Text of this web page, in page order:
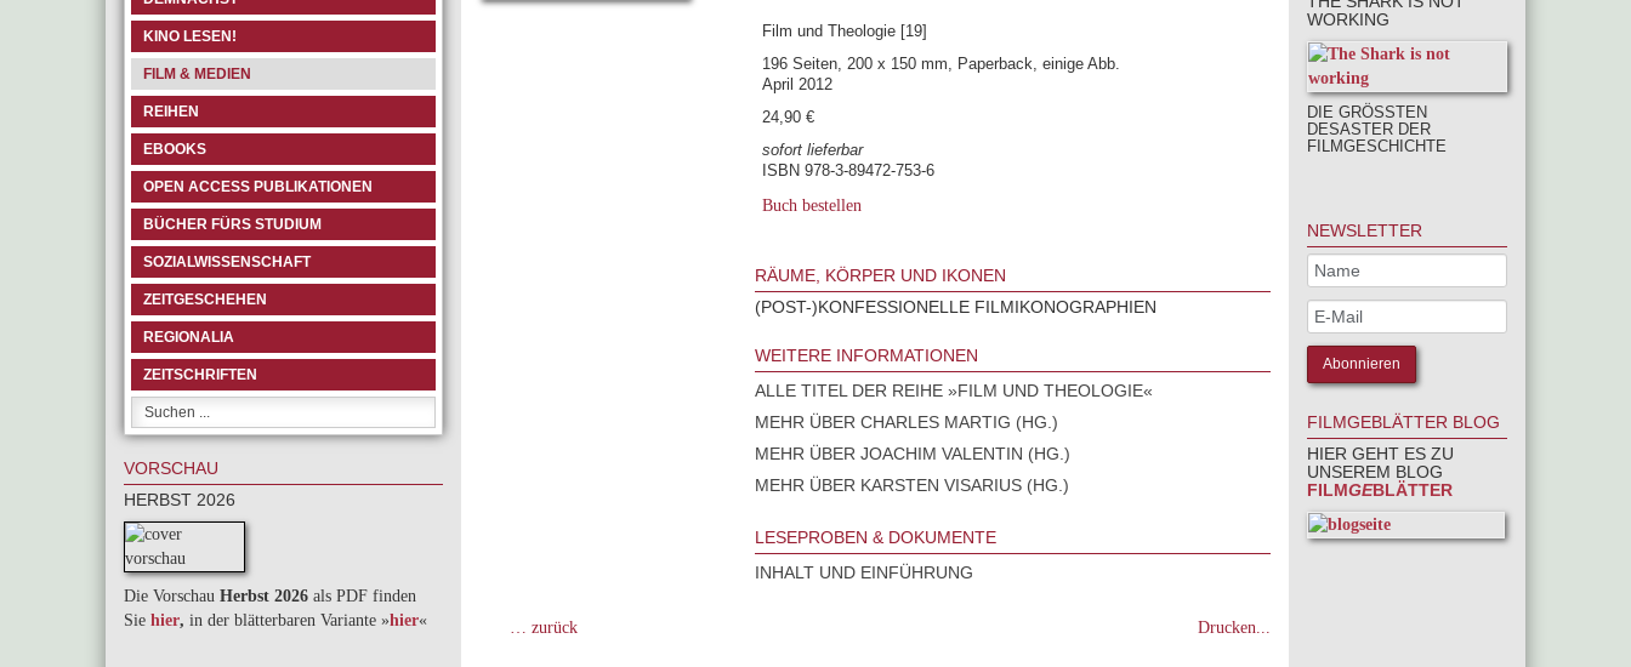
KINO LESEN!
FILM & MEDIEN
REIHEN
EBOOKS
OPEN ACCESS PUBLIKATIONEN
BÜCHER FÜRS STUDIUM
SOZIALWISSENSCHAFT
ZEITGESCHEHEN
REGIONALIA
ZEITSCHRIFTEN
VORSCHAU
HERBST 2026
Die Vorschau Herbst 2026 als PDF finden
Sie hier, in der blätterbaren Variante »hier«
Film und Theologie [19]
196 Seiten, 200 x 150 mm, Paperback, einige Abb.
April 2012
24,90 €
sofort lieferbar
ISBN 978-3-89472-753-6
Buch bestellen
RÄUME, KÖRPER UND IKONEN
(POST-)KONFESSIONELLE FILMIKONOGRAPHIEN
WEITERE INFORMATIONEN
ALLE TITEL DER REIHE »FILM UND THEOLOGIE«
MEHR ÜBER CHARLES MARTIG (HG.)
MEHR ÜBER JOACHIM VALENTIN (HG.)
MEHR ÜBER KARSTEN VISARIUS (HG.)
LESEPROBEN & DOKUMENTE
INHALT UND EINFÜHRUNG
… zurück Drucken...
WORKING
DIE GRÖSSTEN D
ESASTER DER F
ILMGESCHICHTE
NEWSLETTER
FILMGEBLÄTTER BLOG
HIER GEHT ES ZU
UNSEREM BLOG
FILMGEBLÄTTER